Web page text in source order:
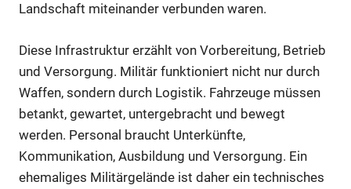
Landschaft miteinander verbunden waren.
Diese Infrastruktur erzählt von Vorbereitung, Betrieb
und Versorgung. Militär funktioniert nicht nur durch
Waffen, sondern durch Logistik. Fahrzeuge müssen
betankt, gewartet, untergebracht und bewegt
werden. Personal braucht Unterkünfte,
Kommunikation, Ausbildung und Versorgung. Ein
ehemaliges Militärgelände ist daher ein technisches